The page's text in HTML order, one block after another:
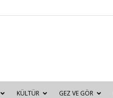
KÜLTÜR GEZ VE GÖR